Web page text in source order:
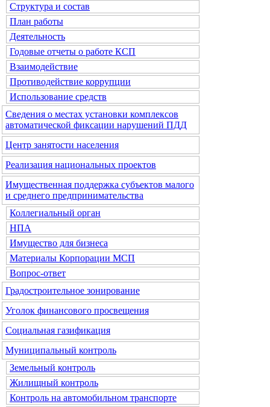
Структура и состав
План работы
Деятельность
Годовые отчеты о работе КСП
Взаимодействие
Противодействие коррупции
Использование средств
Сведения о местах установки комплексов
автоматической фиксации нарушений ПДД
Центр занятости населения
Реализация национальных проектов
Имущественная поддержка субъектов малого
и среднего предпринимательства
Коллегиальный орган
НПА
Имущество для бизнеса
Материалы Корпорации МСП
Вопрос-ответ
Градостроительное зонирование
Уголок финансового просвещения
Социальная газификация
Муниципальный контроль
Земельный контроль
Жилищный контроль
Контроль на автомобильном транспорте